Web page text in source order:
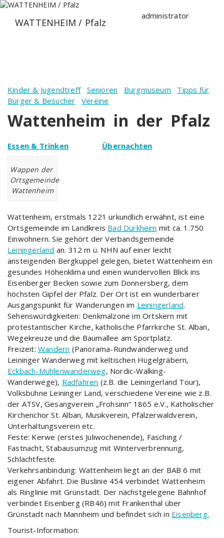
Zum
springenWATTENHEIM / Pfalz
administrator
Kinder & Jugendtreff Senioren Burgmuseum
Tipps für
Bürger & Besucher
Vereine
Wattenheim in der Pfalz
Essen & Trinken Übernachten
Wappen der
Ortsgemeinde
Wattenheim
Wattenheim, erstmals 1221 urkundlich erwähnt, ist eine
Ortsgemeinde im Landkreis Bad Dürkheim mit ca. 1.750
Einwohnern. Sie gehört der Verbandsgemeinde
Leiningerland an. 312 m ü. NHN auf einer leicht
ansteigenden Bergkuppel gelegen, bietet Wattenheim ein
gesundes Höhenklima und einen wundervollen Blick ins
Eisenberger Becken sowie zum Donnersberg, dem
höchsten Gipfel der Pfalz. Der Ort ist ein wunderbarer
Ausgangspunkt für Wanderungen im Leiningerland.
Sehenswürdigkeiten: Denkmalzone im Ortskern mit
protestantischer Kirche, katholische Pfarrkirche St. Alban,
Wegekreuze und die Baumallee am Sportplatz.
Freizeit:Wandern (Panorama-Rundwanderweg und
Leininger Wanderweg mit keltischen Hügelgräbern,
Eckbach-Mühlenwanderweg, Nordic-Walking-
Wanderwege), Radfahren (z.B. die Leiningerland Tour),
Volksbühne Leininger Land, verschiedene Vereine wie z.B.
der ATSV, Gesangverein „Frohsinn“ 1865 e.V., Katholischer
Kirchenchor St. Alban, Musikverein, Pfälzerwaldverein,
Unterhaltungsverein etc.
Feste: Kerwe (erstes Juliwochenende), Fasching /
Fastnacht, Stabausumzug mit Winterverbrennung,
Schlachtfeste.
Verkehrsanbindung: Wattenheim liegt an der BAB 6 mit
eigener Abfahrt. Die Buslinie 454 verbindet Wattenheim
als Ringlinie mit Grünstadt. Der nächstgelegene Bahnhof
verbindet Eisenberg (RB46) mit Frankenthal über
Grünstadt nach Mannheim und befindet sich in Eisenberg.
Tourist-Information: